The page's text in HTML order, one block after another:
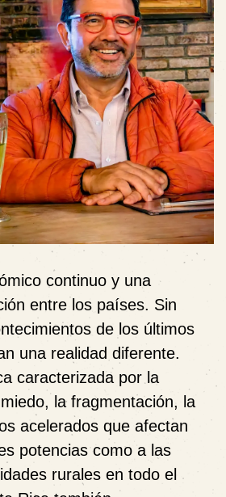
continuo y una
entre los países. Sin
de los últimos
una realidad diferente.
caracterizada por la
la fragmentación, la
acelerados que afectan
potencias como a las
rurales en todo el